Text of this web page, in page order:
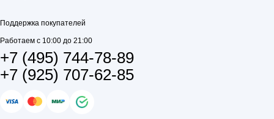
Поддержка покупателей
Работаем с 10:00 до 21:00
+7 (495) 744-78-89
+7 (925) 707-62-85